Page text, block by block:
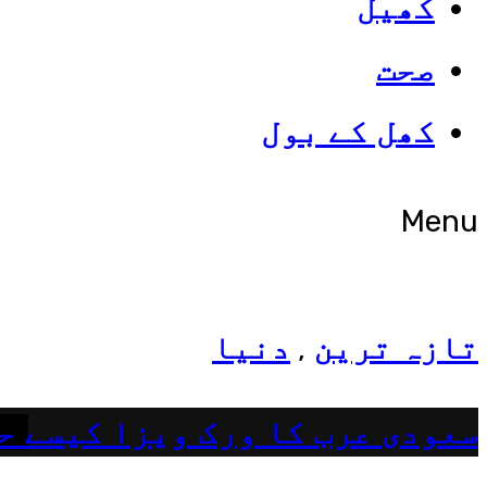
صحت
کھل کے بول
Menu
شوبز
ہانیہ عامر کی بہن ایشا
تازہ ترین , دنیا
سعودی عرب کا ورک ویزا کیسے